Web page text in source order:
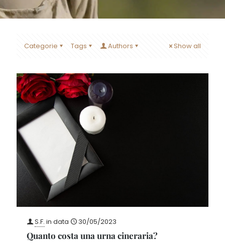
Categorie Tags Authors Show all
S.F. in data 30/05/2023
Quanto costa una urna cineraria?